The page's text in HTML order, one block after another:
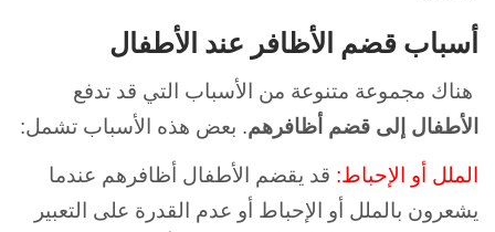
أسباب قضم الأظافر عند الأطفال
هناك مجموعة متنوعة من الأسباب التي قد تدفع
الأطفال إلى قضم أظافرهم. بعض هذه الأسباب تشمل:
الملل أو الإحباط: قد يقضم الأطفال أظافرهم عندما
يشعرون بالملل أو الإحباط أو عدم القدرة على التعبير